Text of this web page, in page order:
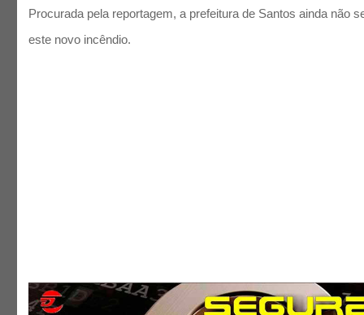
Procurada pela reportagem, a prefeitura de Santos ainda não
este novo incêndio.